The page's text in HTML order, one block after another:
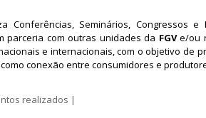
Conferências, Seminários, Congressos e
parceria com outras unidades da FGVe/ou
e internacionais, com o objetivo de
conexão entre consumidores e
realizados |